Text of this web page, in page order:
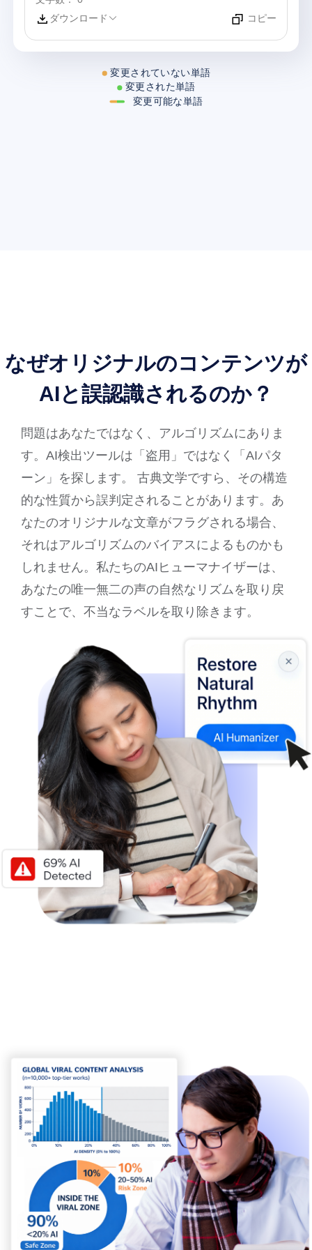
ダウンロード
コピー
変更されていない単語
変更された単語
変更可能な単語
なぜオリジナルのコンテンツが
AIと誤認識されるのか？
問題はあなたではなく、アルゴリズムにありま
す。AI検出ツールは「盗用」ではなく「AIパタ
ーン」を探します。 古典文学ですら、その構造
的な性質から誤判定されることがあります。あ
なたのオリジナルな文章がフラグされる場合、
それはアルゴリズムのバイアスによるものかも
しれません。私たちのAIヒューマナイザーは、
あなたの唯一無二の声の自然なリズムを取り戻
すことで、不当なラベルを取り除きます。